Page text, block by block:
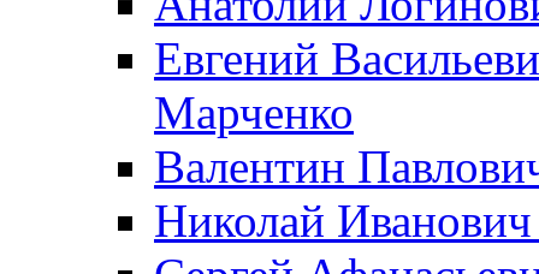
Евгений
Марченко
Валентин
Николай Иванович